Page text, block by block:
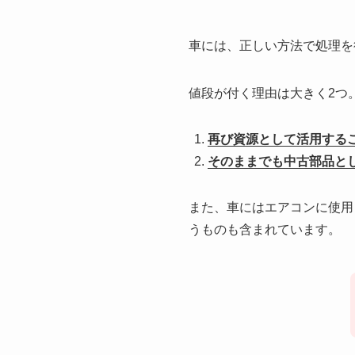
車には、正しい方法で処理
値段が付く理由は大きく2つ
再び資源として活用する
そのままでも中古部品と
また、車にはエアコンに使
うものも含まれています。